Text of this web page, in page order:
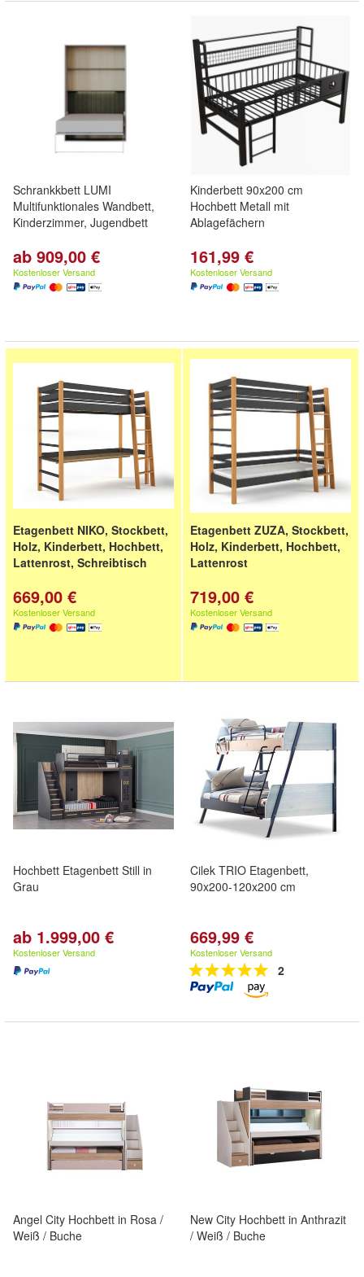
Schrankkbett LUMI
Multifunktionales Wandbett,
Kinderzimmer, Jugendbett
ab 909,00 €
Kostenloser Versand
Kinderbett 90x200 cm
Hochbett Metall mit
Ablagefächern
161,99 €
Kostenloser Versand
Etagenbett NIKO, Stockbett,
Holz, Kinderbett, Hochbett,
Lattenrost, Schreibtisch
669,00 €
Kostenloser Versand
Etagenbett ZUZA, Stockbett,
Holz, Kinderbett, Hochbett,
Lattenrost
719,00 €
Kostenloser Versand
Hochbett Etagenbett Still in
Grau
ab 1.999,00 €
Kostenloser Versand
Cilek TRIO Etagenbett,
90x200-120x200 cm
669,99 €
Kostenloser Versand
2
Angel City Hochbett in Rosa /
Weiß / Buche
New City Hochbett in Anthrazit
/ Weiß / Buche